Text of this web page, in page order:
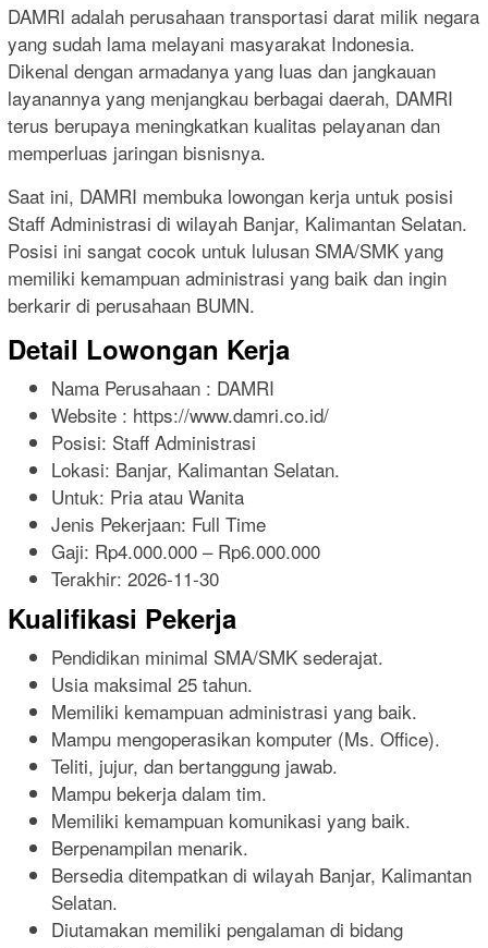
DAMRI adalah perusahaan transportasi darat milik negara
yang sudah lama melayani masyarakat Indonesia.
Dikenal dengan armadanya yang luas dan jangkauan
layanannya yang menjangkau berbagai daerah, DAMRI
terus berupaya meningkatkan kualitas pelayanan dan
memperluas jaringan bisnisnya.
Saat ini, DAMRI membuka lowongan kerja untuk posisi
Staff Administrasi di wilayah Banjar, Kalimantan Selatan.
Posisi ini sangat cocok untuk lulusan SMA/SMK yang
memiliki kemampuan administrasi yang baik dan ingin
berkarir di perusahaan BUMN.
Detail Lowongan Kerja
Nama Perusahaan : DAMRI
Website : https://www.damri.co.id/
Posisi: Staff Administrasi
Lokasi: Banjar, Kalimantan Selatan.
Untuk: Pria atau Wanita
Jenis Pekerjaan: Full Time
Gaji: Rp4.000.000 – Rp6.000.000
Terakhir: 2026-11-30
Kualifikasi Pekerja
Pendidikan minimal SMA/SMK sederajat.
Usia maksimal 25 tahun.
Memiliki kemampuan administrasi yang baik.
Mampu mengoperasikan komputer (Ms. Office).
Teliti, jujur, dan bertanggung jawab.
Mampu bekerja dalam tim.
Memiliki kemampuan komunikasi yang baik.
Berpenampilan menarik.
Bersedia ditempatkan di wilayah Banjar, Kalimantan
Selatan.
Diutamakan memiliki pengalaman di bidang